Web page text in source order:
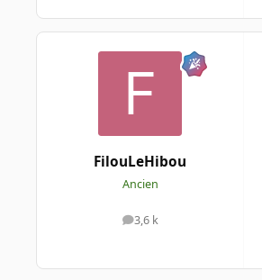
FilouLeHibou
Ancien
3,6 k
messages